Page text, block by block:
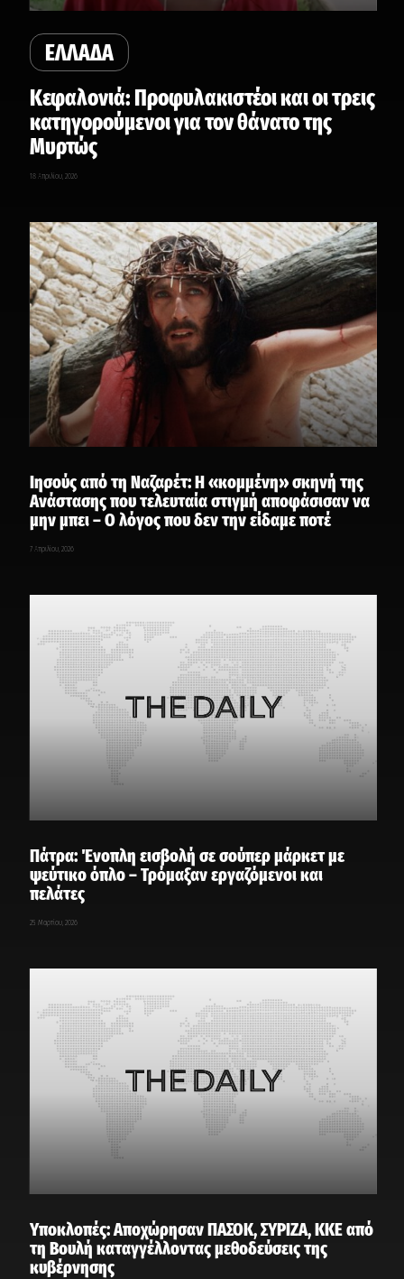
ΕΛΛΑΔΑ
Κεφαλονιά: Προφυλακιστέοι και οι τρεις
κατηγορούμενοι για τον θάνατο της
Μυρτώς
18 Απριλίου, 2026
Ιησούς από τη Ναζαρέτ: Η «κομμένη» σκηνή της
Ανάστασης που τελευταία στιγμή αποφάσισαν να
μην μπει – Ο λόγος που δεν την είδαμε ποτέ
7 Απριλίου, 2026
Πάτρα: Ένοπλη εισβολή σε σούπερ μάρκετ με
ψεύτικο όπλο – Τρόμαξαν εργαζόμενοι και
πελάτες
25 Μαρτίου, 2026
Υποκλοπές: Αποχώρησαν ΠΑΣΟΚ, ΣΥΡΙΖΑ, ΚΚΕ από
τη Βουλή καταγγέλλοντας μεθοδεύσεις της
κυβέρνησης